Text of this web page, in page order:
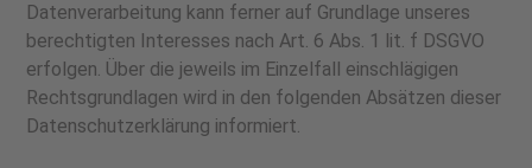
Datenverarbeitung kann ferner auf Grundlage unseres
berechtigten Interesses nach Art. 6 Abs. 1 lit. f DSGVO
erfolgen. Über die jeweils im Einzelfall einschlägigen
Rechtsgrundlagen wird in den folgenden Absätzen dieser
Datenschutzerklärung informiert.